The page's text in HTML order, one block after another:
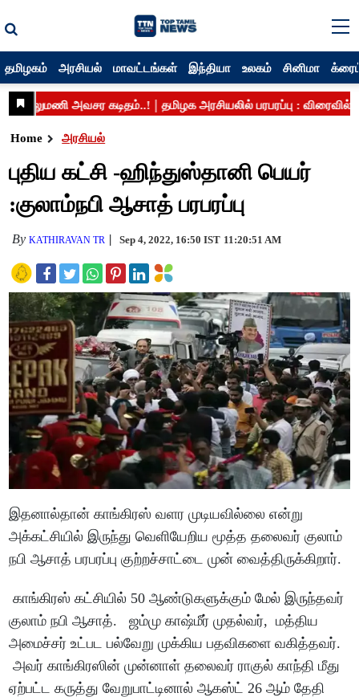
தமிழகம் அரசியல் மாவட்டங்கள் இந்தியா உலகம் சினிமா
Home அரசியல்
புதிய கட்சி -ஹிந்துஸ்தானி பெயர்
:குலாம்நபி ஆசாத் பரபரப்பு
ByKATHIRAVAN TR Sep 4, 2022, 16:50 IST 11:20:51 AM
இதனால்தான் காங்கிரஸ் வளர முடியவில்லை என்று
அக்கட்சியில் இருந்து வெளியேறிய மூத்த தலைவர் குலாம்
நபி ஆசாத் பரபரப்பு குற்றச்சாட்டை முன் வைத்திருக்கிறார்.
காங்கிரஸ் கட்சியில் 50 ஆண்டுகளுக்கும் மேல் இருந்தவர்
குலாம் நபி ஆசாத். ஜம்மு காஷ்மீர் முதல்வர், மத்திய
அமைச்சர் உட்பட பல்வேறு முக்கிய பதவிகளை வகித்தவர்.
அவர் காங்கிரஸின் முன்னாள் தலைவர் ராகுல் காந்தி மீது
ஏற்பட்ட கருத்து வேறுபாட்டினால் ஆகஸ்ட் 26 ஆம் தேதி